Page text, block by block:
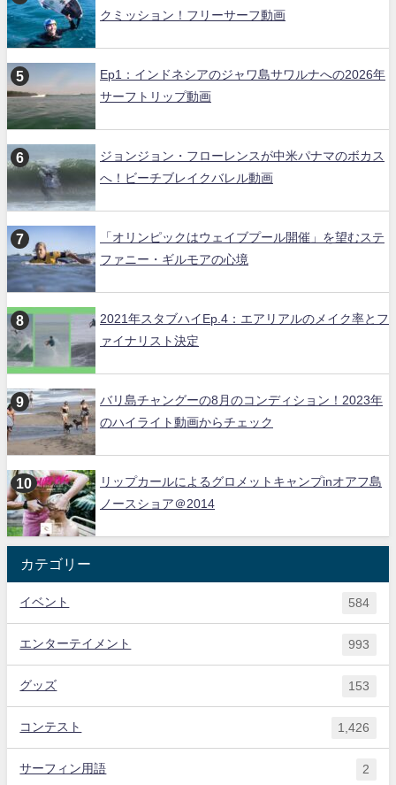
クミッション！フリーサーフ動画
Ep1：インドネシアのジャワ島サワルナへの2026年
サーフトリップ動画
ジョンジョン・フローレンスが中米パナマのボカス
へ！ビーチブレイクバレル動画
「オリンピックはウェイブプール開催」を望むステ
ファニー・ギルモアの心境
2021年スタブハイEp.4：エアリアルのメイク率とフ
ァイナリスト決定
バリ島チャングーの8月のコンディション！2023年
のハイライト動画からチェック
リップカールによるグロメットキャンプinオアフ島
ノースショア＠2014
カテゴリー
イベント 584
エンターテイメント 993
グッズ 153
コンテスト 1,426
サーフィン用語 2